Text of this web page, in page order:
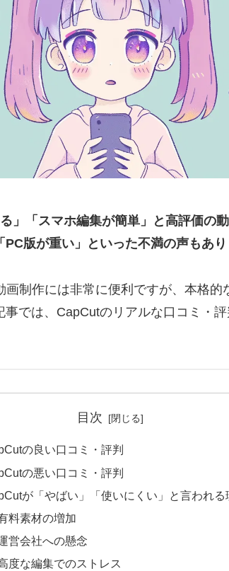
」「スマホ編集が簡単」と高評価の
版が重い」といった不満の声もあり
制作には非常に便利ですが、本格的
では、CapCutのリアルな口コミ・
目次
の良い口コミ・評判
の悪い口コミ・評判
が「やばい」「使いにくい」と言われる
料素材の増加
営会社への懸念
度な編集でのストレス